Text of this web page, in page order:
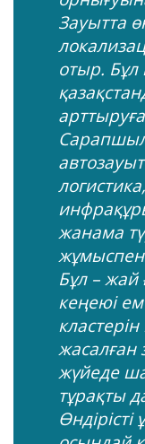
Зауытта
отыр. Бұл
жанама
жұмыспен
Бұл – жай
кеңеюі
жасалған
жүйеде
тұрақты